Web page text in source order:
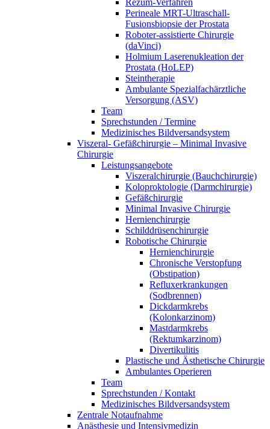
Perineale MRT-Ultraschall-
Fusionsbiopsie der Prostata
Roboter-assistierte Chirurgie
(daVinci)
Holmium Laserenukleation der
Prostata (HoLEP)
Steintherapie
Ambulante Spezialfachärztliche
Versorgung (ASV)
Team
Sprechstunden / Termine
Medizinisches Bildversandsystem
Viszeral- Gefäßchirurgie – Minimal Invasive
Chirurgie
Leistungsangebote
Viszeralchirurgie (Bauchchirurgie)
Koloproktologie (Darmchirurgie)
Gefäßchirurgie
Minimal Invasive Chirurgie
Hernienchirurgie
Schilddrüsenchirurgie
Robotische Chirurgie
Hernienchirurgie
Chronische Verstopfung
(Obstipation)
Refluxerkrankungen
(Sodbrennen)
Dickdarmkrebs
(Kolonkarzinom)
Mastdarmkrebs
(Rektumkarzinom)
Divertikulitis
Plastische und Ästhetische Chirurgie
Ambulantes Operieren
Team
Sprechstunden / Kontakt
Medizinisches Bildversandsystem
Zentrale Notaufnahme
Anästhesie und Intensivmedizin